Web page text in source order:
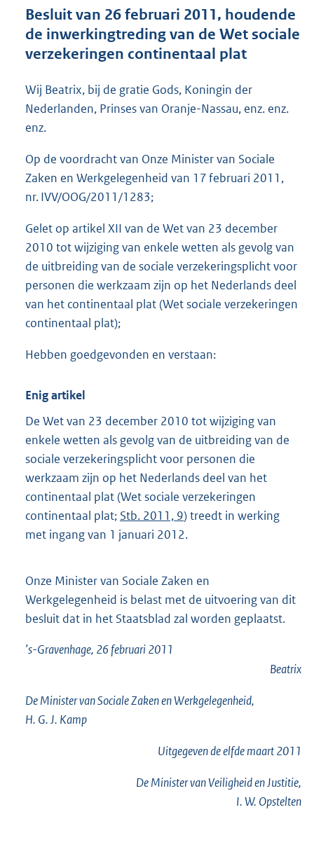
n
d
s
g
o
t
:
2
Besluit van 26 februari 2011, houdende
de inwerkingtreding van de Wet sociale
verzekeringen continentaal plat
Wij Beatrix, bij de gratie Gods, Koningin der
Nederlanden, Prinses van Oranje-Nassau, enz. enz.
enz.
Op de voordracht van Onze Minister van Sociale
Zaken en Werkgelegenheid van 17 februari 2011,
nr. IVV/OOG/2011/1283;
Gelet op artikel XII van de Wet van 23 december
2010 tot wijziging van enkele wetten als gevolg van
de uitbreiding van de sociale verzekeringsplicht voor
personen die werkzaam zijn op het Nederlands deel
van het continentaal plat (Wet sociale verzekeringen
continentaal plat);
Hebben goedgevonden en verstaan:
Enig artikel
De Wet van 23 december 2010 tot wijziging van
enkele wetten als gevolg van de uitbreiding van de
sociale verzekeringsplicht voor personen die
werkzaam zijn op het Nederlands deel van het
continentaal plat (Wet sociale verzekeringen
continentaal plat; Stb. 2011, 9) treedt in werking
met ingang van 1 januari 2012.
Onze Minister van Sociale Zaken en
Werkgelegenheid is belast met de uitvoering van dit
besluit dat in het Staatsblad zal worden geplaatst.
’s-Gravenhage, 26 februari 2011
Beatrix
De Minister van Sociale Zaken en Werkgelegenheid,
H. G. J. Kamp
Uitgegeven deelfdemaart 2011
De Minister van Veiligheid en Justitie,
I. W. Opstelten